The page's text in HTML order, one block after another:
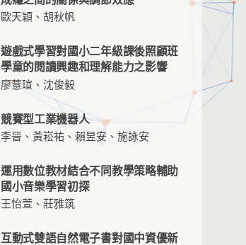
歐天穎、胡秋帆
遊戲式學習對國小二年級課後照顧班
學童的閱讀興趣和理解能力之影響
廖薏瑄、沈俊毅
競賽型工業機器人
李晉、黃崧祐、賴昱安、施詠安
運用數位教材結合不同教學策略輔助
國小音樂學習初探
王怡萱、莊雅筑
互動式雙語自然電子書對國中資優新